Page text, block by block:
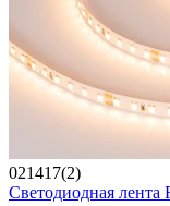
021417(2)
Светодиодная